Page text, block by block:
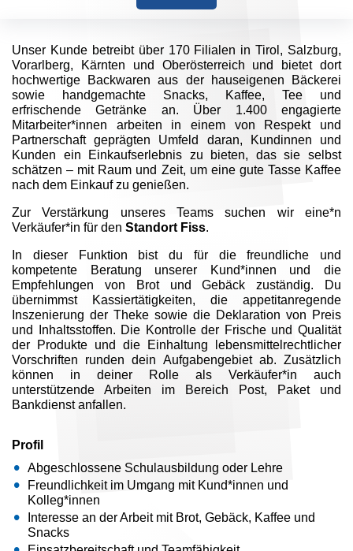
Unser Kunde betreibt über 170 Filialen in Tirol, Salzburg,
Vorarlberg, Kärnten und Oberösterreich und bietet dort
hochwertige Backwaren aus der hauseigenen Bäckerei
sowie handgemachte Snacks, Kaffee, Tee und
erfrischende Getränke an. Über 1.400 engagierte
Mitarbeiter*innen arbeiten in einem von Respekt und
Partnerschaft geprägten Umfeld daran, Kundinnen und
Kunden ein Einkaufserlebnis zu bieten, das sie selbst
schätzen – mit Raum und Zeit, um eine gute Tasse Kaffee
nach dem Einkauf zu genießen.
Zur Verstärkung unseres Teams suchen wir eine*n
Verkäufer*in für den Standort Fiss.
In dieser Funktion bist du für die freundliche und
kompetente Beratung unserer Kund*innen und die
Empfehlungen von Brot und Gebäck zuständig. Du
übernimmst Kassiertätigkeiten, die appetitanregende
Inszenierung der Theke sowie die Deklaration von Preis
und Inhaltsstoffen. Die Kontrolle der Frische und Qualität
der Produkte und die Einhaltung lebensmittelrechtlicher
Vorschriften runden dein Aufgabengebiet ab. Zusätzlich
können in deiner Rolle als Verkäufer*in auch
unterstützende Arbeiten im Bereich Post, Paket und
Bankdienst anfallen.
Profil
Abgeschlossene Schulausbildung oder Lehre
Freundlichkeit im Umgang mit Kund*innen und
Kolleg*innen
Interesse an der Arbeit mit Brot, Gebäck, Kaffee und
Snacks